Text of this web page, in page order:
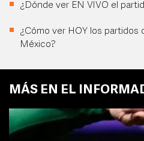
¿Dónde ver EN VIVO el
¿Cómo ver HOY los partidos
México?
MÁS EN EL